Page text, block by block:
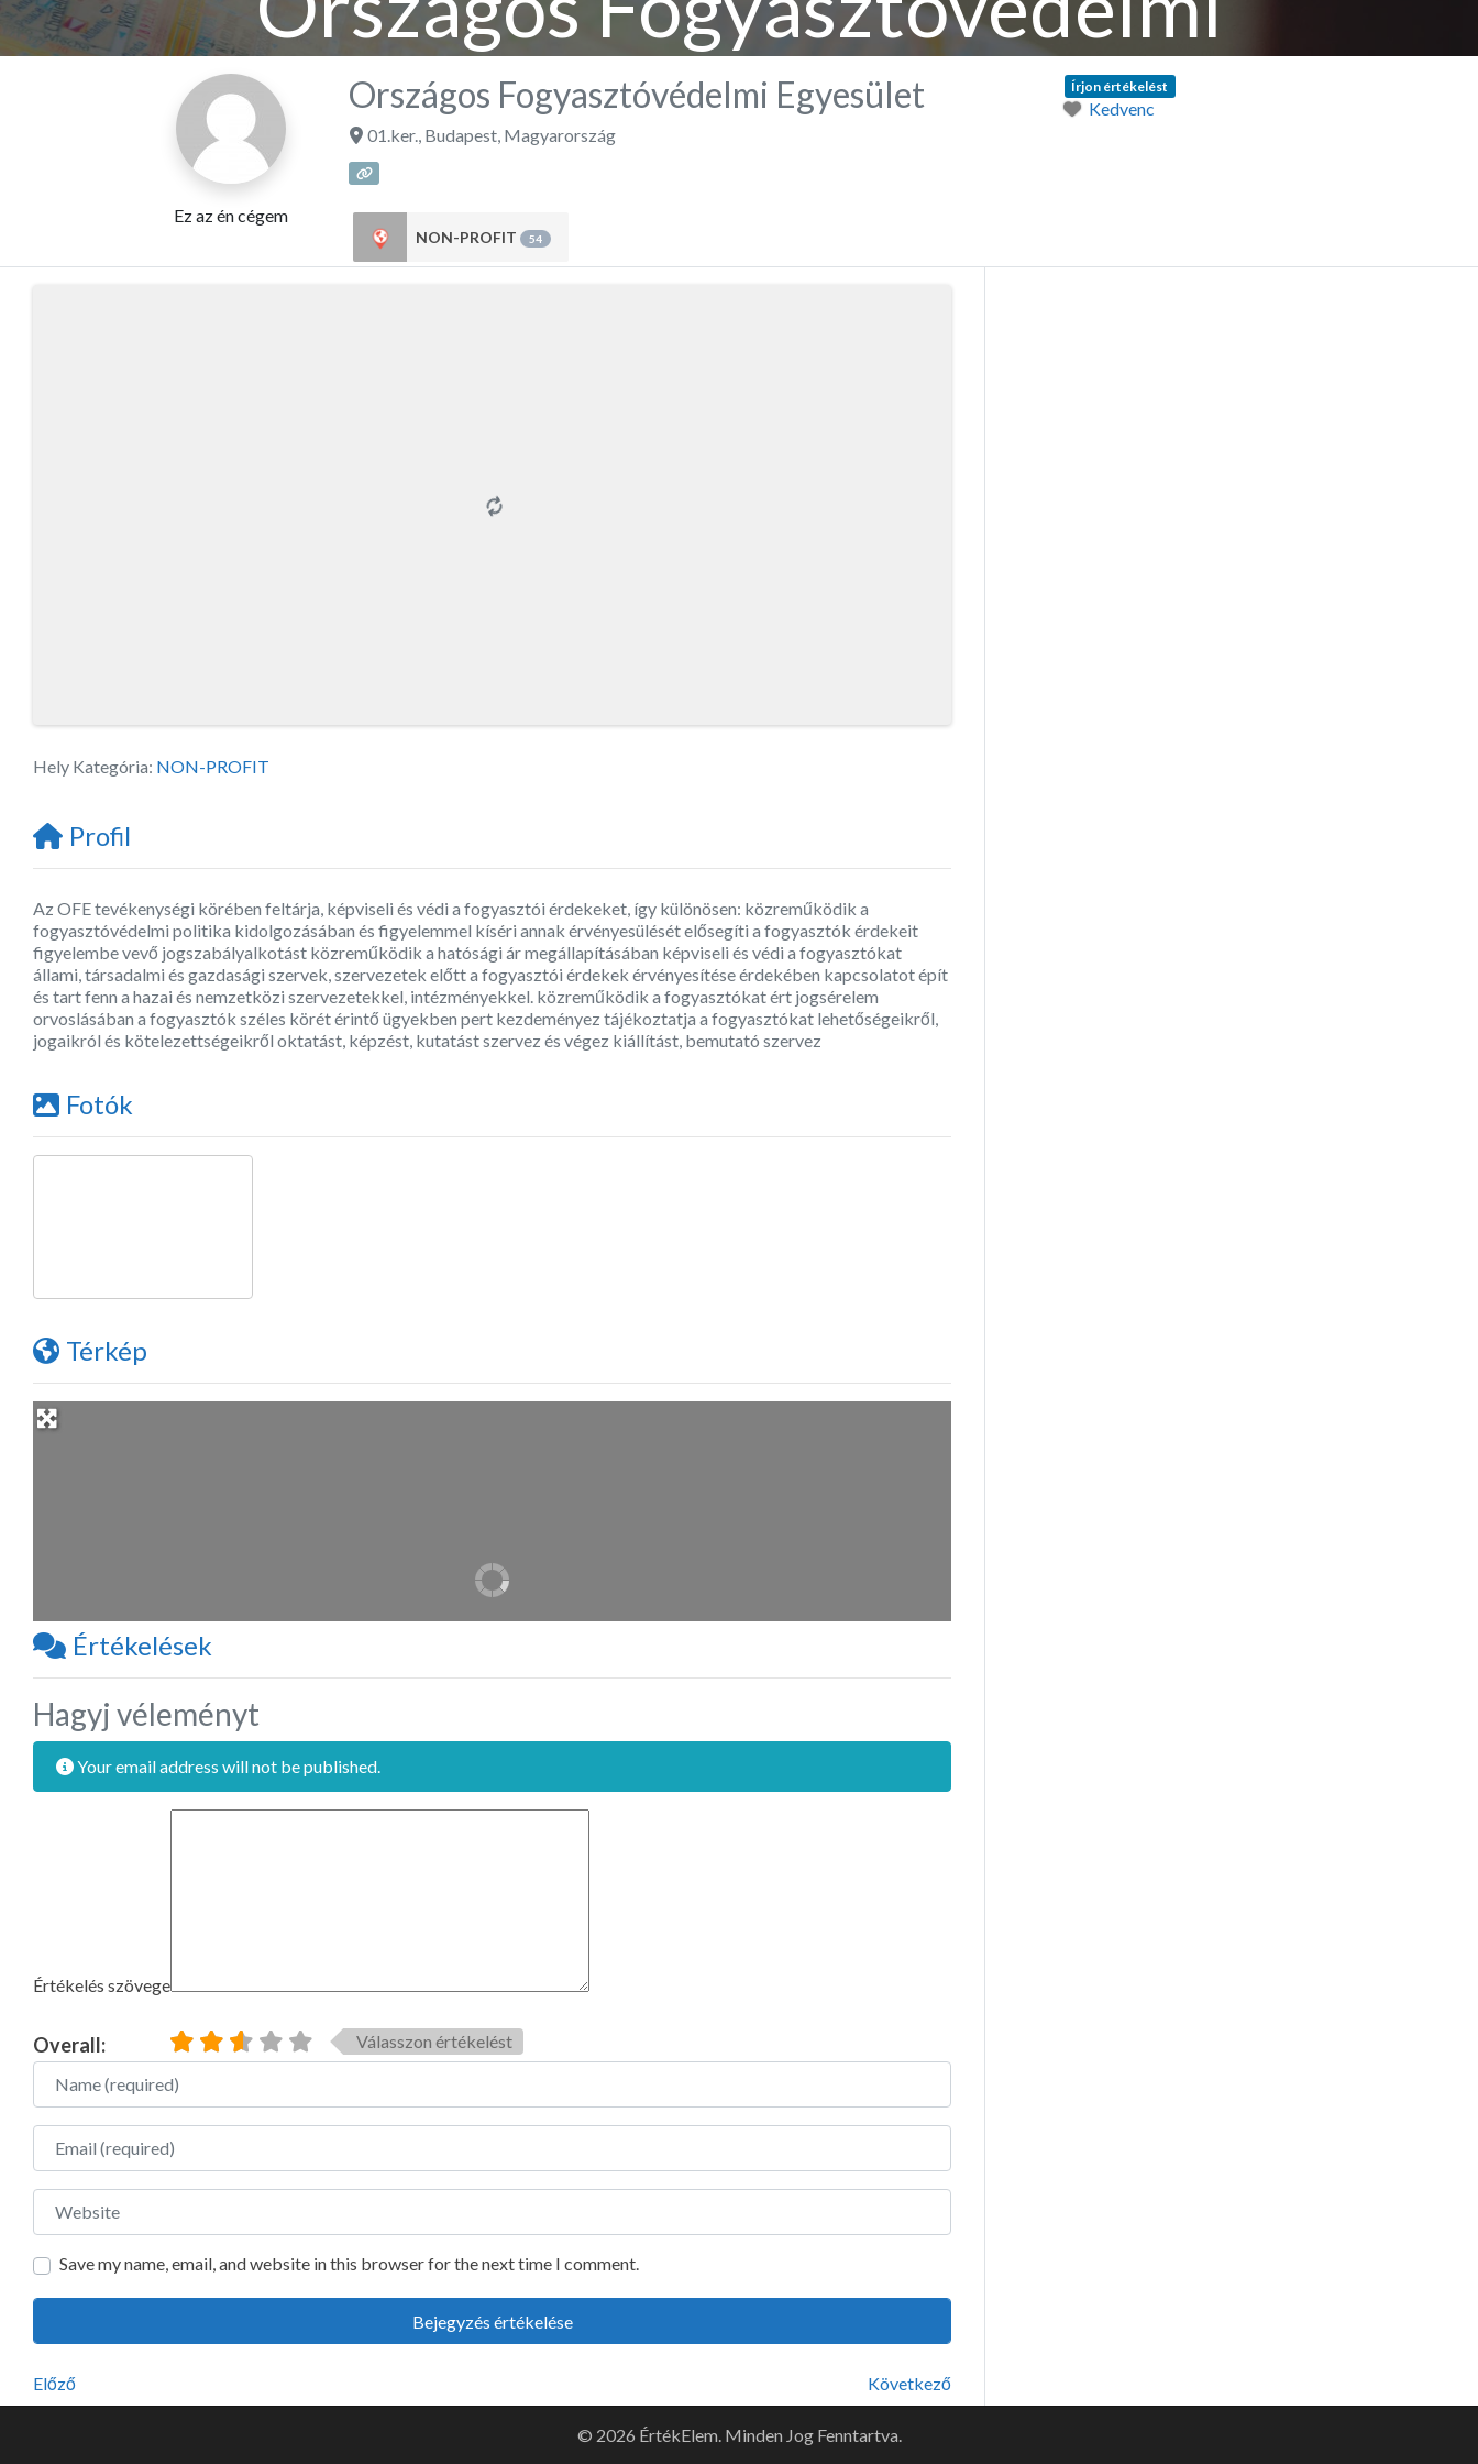
Egyesület
Ez az én cégem
Országos Fogyasztóvédelmi Egyesület
01.ker., Budapest, Magyarország
NON-PROFIT 54
Írjon értékelést
Kedvenc
Hely Kategória: NON-PROFIT
Profil
Az OFE tevékenységi körében feltárja, képviseli és védi a fogyasztói érdekeket, így különösen: közreműködik a
fogyasztóvédelmi politika kidolgozásában és figyelemmel kíséri annak érvényesülését elősegíti a fogyasztók érdekeit
figyelembe vevő jogszabályalkotást közreműködik a hatósági ár megállapításában képviseli és védi a fogyasztókat
állami, társadalmi és gazdasági szervek, szervezetek előtt a fogyasztói érdekek érvényesítése érdekében kapcsolatot épít
és tart fenn a hazai és nemzetközi szervezetekkel, intézményekkel. közreműködik a fogyasztókat ért jogsérelem
orvoslásában a fogyasztók széles körét érintő ügyekben pert kezdeményez tájékoztatja a fogyasztókat lehetőségeikről,
jogaikról és kötelezettségeikről oktatást, képzést, kutatást szervez és végez kiállítást, bemutató szervez
Fotók
Térkép
Értékelések
Hagyj véleményt
Your email address will not be published.
Értékelés szövege
Overall:
Válasszon értékelést
Name
Email
Website
Save my name, email, and website in this browser for the next time I comment.
Előző Következő
© 2026 ÉrtékElem. Minden Jog Fenntartva.